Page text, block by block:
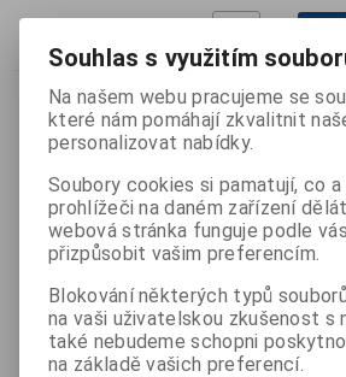
Bone
iPhone 4/
Katalogové
Termín
Souhlas s využitím
Na našem webu pracujeme se
které nám pomáhají zkvalitnit
personalizovat nabídky.
Soubory cookies si pamatují, co a
prohlížeči na daném zařízení
webová stránka funguje podle
přizpůsobit vašim preferencím.
Blokování některých typů
na vaši uživatelskou zkušenost s
také nebudeme schopni
na základě vašich preferencí.